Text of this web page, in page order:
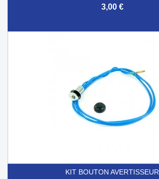
3,00 €
KIT BOUTON AVERTISSEUR